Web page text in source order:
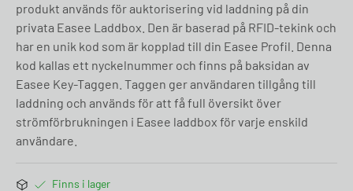
produkt används för auktorisering vid laddning på din
privata Easee Laddbox. Den är baserad på RFID-tekink och
har en unik kod som är kopplad till din Easee Profil. Denna
kod kallas ett nyckelnummer och finns på baksidan av
Easee Key-Taggen. Taggen ger användaren tillgång till
laddning och används för att få full översikt över
strömförbrukningen i Easee laddbox för varje enskild
användare.
Finns i lager